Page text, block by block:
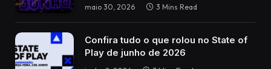
maio 30, 2026 3 Mins Read
Confira tudo o que rolou no State of
Play de junho de 2026